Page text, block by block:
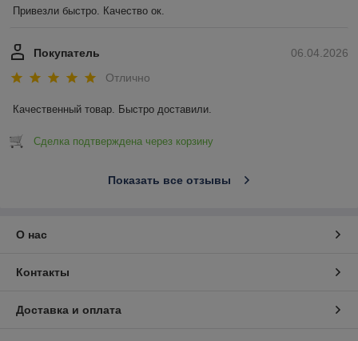
Привезли быстро. Качество ок.
06.04.2026
Покупатель
Отлично
Качественный товар. Быстро доставили.
Сделка подтверждена через корзину
Показать все отзывы
О нас
Контакты
Доставка и оплата